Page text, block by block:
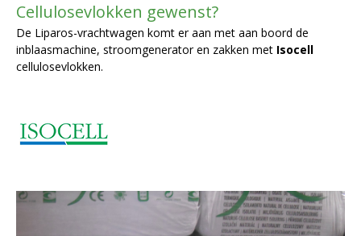
Cellulosevlokken gewenst?
De Liparos-vrachtwagen komt er aan met aan boord de
inblaasmachine, stroomgenerator en zakken met Isocell
cellulosevlokken.